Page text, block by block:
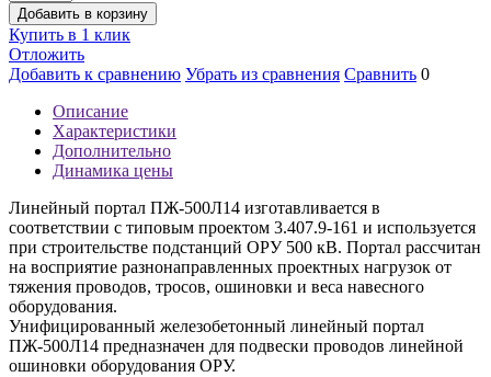
Добавить в корзину
Купить в 1 клик
Отложить
Добавить к сравнению Убрать из сравнения Сравнить 0
Описание
Характеристики
Дополнительно
Динамика цены
Линейный портал ПЖ-500Л14 изготавливается в
соответствии с типовым проектом 3.407.9-161 и используется
при строительстве подстанций ОРУ 500 кВ. Портал рассчитан
на восприятие разнонаправленных проектных нагрузок от
тяжения проводов, тросов, ошиновки и веса навесного
оборудования.
Унифицированный железобетонный линейный портал
ПЖ-500Л14 предназначен для подвески проводов линейной
ошиновки оборудования ОРУ.